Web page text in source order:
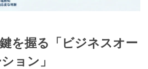
を握る「ビジネスオー
ョン」